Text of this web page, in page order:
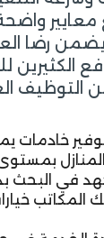
معايير
رضا
التوظيف
خادمات
في البحث
المكاتب